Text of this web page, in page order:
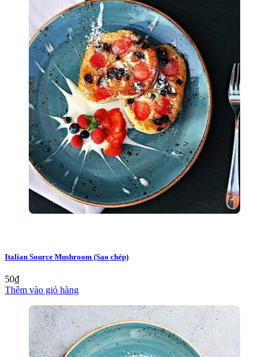
Italian Source Mushroom (Sao chép)
50₫
Thêm vào giỏ hàng